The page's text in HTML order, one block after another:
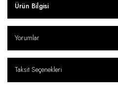
Ürün Bilgisi
Yorumlar
Taksit Seçenekleri